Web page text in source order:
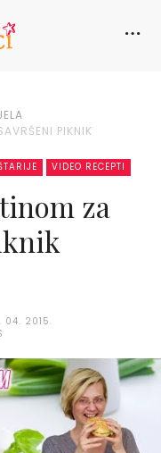
PIKNIK
VIDEO RECEPTI
za
04. 2015.